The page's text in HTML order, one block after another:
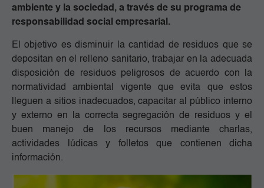
ambiente y la sociedad, a través de su programa de
responsabilidad social empresarial.
El objetivo es disminuir la cantidad de residuos que se
depositan en el relleno sanitario, trabajar en la adecuada
disposición de residuos peligrosos de acuerdo con la
normatividad ambiental vigente que evita que estos
lleguen a sitios inadecuados, capacitar al público interno
y externo en la correcta segregación de residuos y el
buen manejo de los recursos mediante charlas,
actividades lúdicas y folletos que contienen dicha
información.